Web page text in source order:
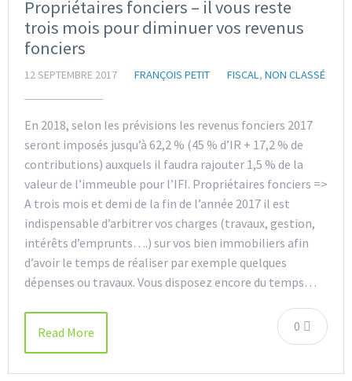
Propriétaires fonciers – il vous reste
trois mois pour diminuer vos revenus
fonciers
12 SEPTEMBRE 2017 FRANÇOIS PETIT FISCAL, NON CLASSÉ
En 2018, selon les prévisions les revenus fonciers 2017
seront imposés jusqu’à 62,2 % (45 % d’IR + 17,2 % de
contributions) auxquels il faudra rajouter 1,5 % de la
valeur de l’immeuble pour l’IFI. Propriétaires fonciers =>
A trois mois et demi de la fin de l’année 2017 il est
indispensable d’arbitrer vos charges (travaux, gestion,
intérêts d’emprunts….) sur vos bien immobiliers afin
d’avoir le temps de réaliser par exemple quelques
dépenses ou travaux. Vous disposez encore du temps…
0
Read More